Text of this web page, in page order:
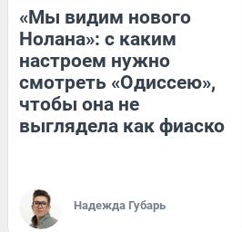
«Мы видим нового
Нолана»: с каким
настроем нужно
смотреть «Одиссею»,
чтобы она не
выглядела как фиаско
Надежда Губарь